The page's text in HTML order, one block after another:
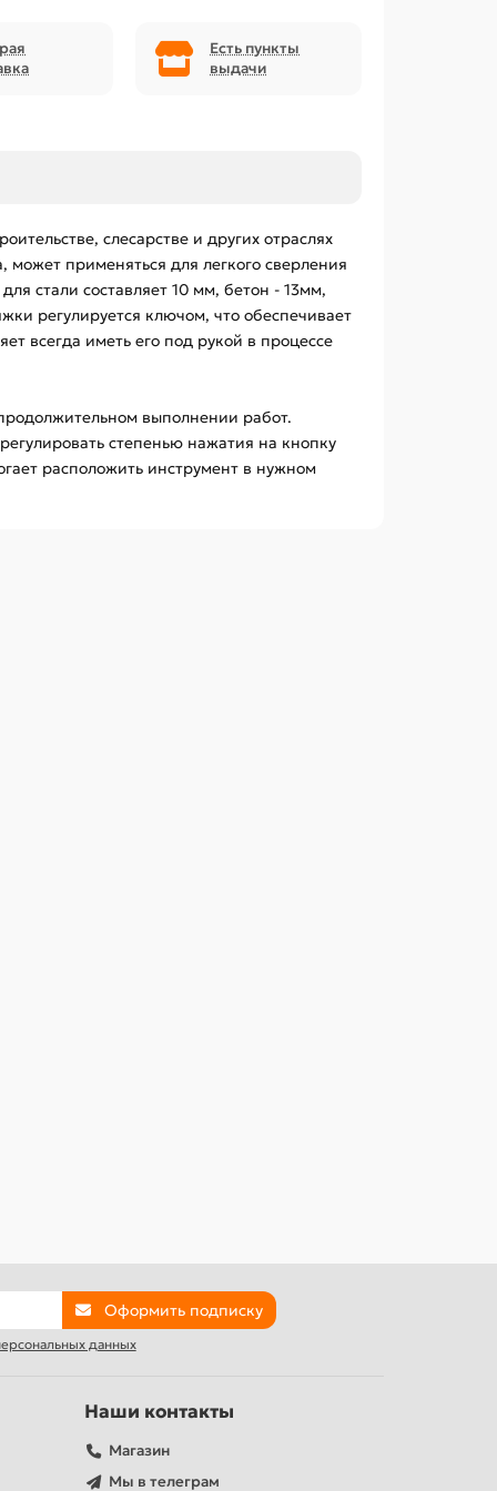
Есть пункты
выдачи
слесарстве и других отраслях
применяться для легкого сверления
стали составляет 10 мм, бетон - 13мм,
регулируется ключом, что обеспечивает
всегда иметь его под рукой в процессе
выполнении работ.
степенью нажатия на кнопку
расположить инструмент в нужном
Оформить подписку
данных
Наши контакты
Магазин
Мы в телеграм